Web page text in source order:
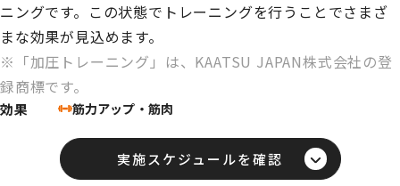
ニングです。この状態でトレーニングを行うことでさまざ
まな効果が見込めます。
※「加圧トレーニング」は、KAATSU JAPAN株式会社の登
録商標です。
効果
実施スケジュールを確認